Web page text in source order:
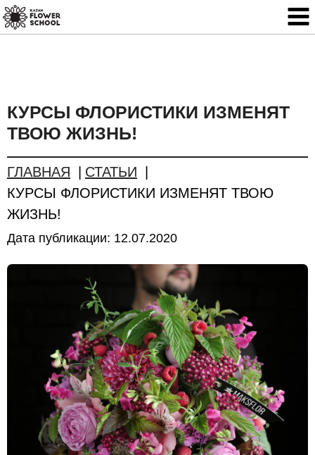
КУРСЫ ФЛОРИСТИКИ ИЗМЕНЯТ
ТВОЮ ЖИЗНЬ!
ГЛАВНАЯ
СТАТЬИ
КУРСЫ ФЛОРИСТИКИ ИЗМЕНЯТ ТВОЮ
ЖИЗНЬ!
Дата публикации: 12.07.2020